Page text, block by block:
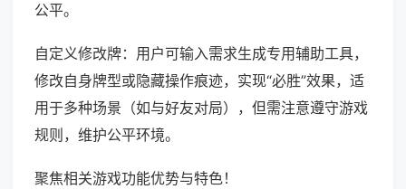
公平。
自定义修改牌：用户可输入需求生成专用辅助工具，
修改自身牌型或隐藏操作痕迹，实现“必胜”效果，适
用于多种场景（如与好友对局），但需注意遵守游戏
规则，维护公平环境。
聚焦相关游戏功能优势与特色！